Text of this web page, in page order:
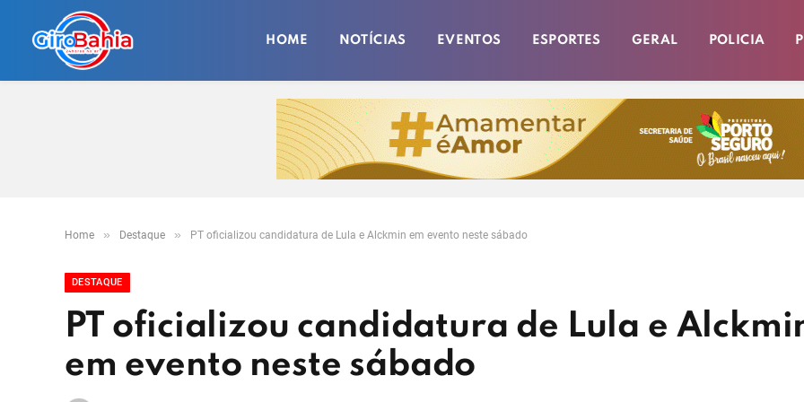
HOME NOTÍCIAS EVENTOS ESPORTES GERAL POLICIA
Home » Destaque » PT oficializou candidatura de Lula e Alckmin em evento neste sábado
DESTAQUE
PT oficializou candidatura de Lula e
em evento neste sábado